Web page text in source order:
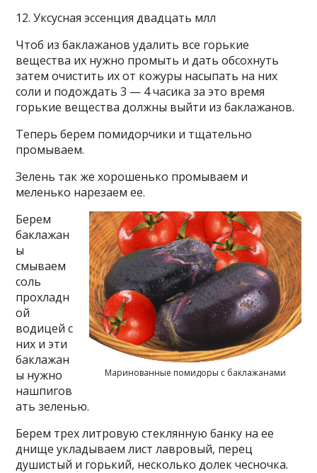
12. Уксусная эссенция двадцать млл
Чтоб из баклажанов удалить все горькие
вещества их нужно промыть и дать обсохнуть
затем очистить их от кожуры насыпать на них
соли и подождать 3 — 4 часика за это время
горькие вещества должны выйти из баклажанов.
Теперь берем помидорчики и тщательно
промываем.
Зелень так же хорошенько промываем и
меленько нарезаем ее.
Маринованные помидоры с баклажанами
Берем
баклажан
ы
смываем
соль
прохладн
ой
водицей с
них и эти
баклажан
ы нужно
нашпигов
ать зеленью.
Берем трех литровую стеклянную банку на ее
днище укладываем лист лавровый, перец
душистый и горький, несколько долек чесночка.